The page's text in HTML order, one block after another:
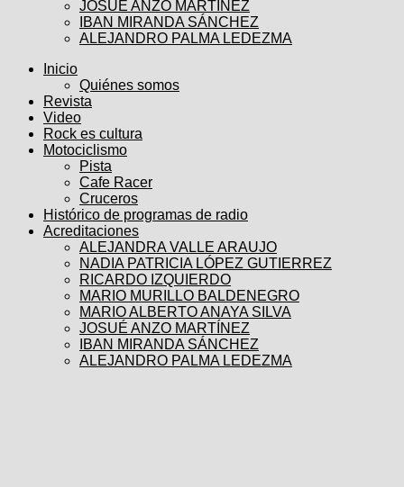
JOSUÉ ANZO MARTÍNEZ
IBAN MIRANDA SÁNCHEZ
ALEJANDRO PALMA LEDEZMA
Inicio
Quiénes somos
Revista
Video
Rock es cultura
Motociclismo
Pista
Cafe Racer
Cruceros
Histórico de programas de radio
Acreditaciones
ALEJANDRA VALLE ARAUJO
NADIA PATRICIA LÓPEZ GUTIERREZ
RICARDO IZQUIERDO
MARIO MURILLO BALDENEGRO
MARIO ALBERTO ANAYA SILVA
JOSUÉ ANZO MARTÍNEZ
IBAN MIRANDA SÁNCHEZ
ALEJANDRO PALMA LEDEZMA